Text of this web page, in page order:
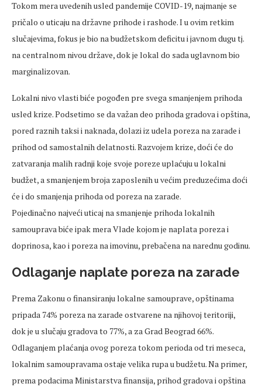
Tokom mera uvedenih usled pandemije COVID-19, najmanje se
pričalo o uticaju na državne prihode i rashode. I u ovim retkim
slučajevima, fokus je bio na budžetskom deficitu i javnom dugu tj.
na centralnom nivou države, dok je lokal do sada uglavnom bio
marginalizovan.
Lokalni nivo vlasti biće pogođen pre svega smanjenjem prihoda
usled krize. Podsetimo se da važan deo prihoda gradova i opština,
pored raznih taksi i naknada, dolazi iz udela poreza na zarade i
prihod od samostalnih delatnosti. Razvojem krize, doći će do
zatvaranja malih radnji koje svoje poreze uplaćuju u lokalni
budžet, a smanjenjem broja zaposlenih u većim preduzećima doći
će i do smanjenja prihoda od poreza na zarade.
Pojedinačno najveći uticaj na smanjenje prihoda lokalnih
samouprava biće ipak mera Vlade kojom je naplata poreza i
doprinosa, kao i poreza na imovinu, prebačena na narednu godinu.
Odlaganje naplate poreza na zarade
Prema Zakonu o finansiranju lokalne samouprave, opštinama
pripada 74% poreza na zarade ostvarene na njihovoj teritoriji,
dok je u slučaju gradova to 77%, a za Grad Beograd 66%.
Odlaganjem plaćanja ovog poreza tokom perioda od tri meseca,
lokalnim samoupravama ostaje velika rupa u budžetu. Na primer,
prema podacima Ministarstva finansija, prihod gradova i opština